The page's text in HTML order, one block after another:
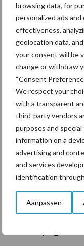
browsing data, for
personalized ads
effectiveness,
geolocation data,
your consent will be
change or withdraw
“Consent
We respect your
with a transparent
third-party vendors
purposes and
information on a
advertising and
and services
identification
Aanpassen